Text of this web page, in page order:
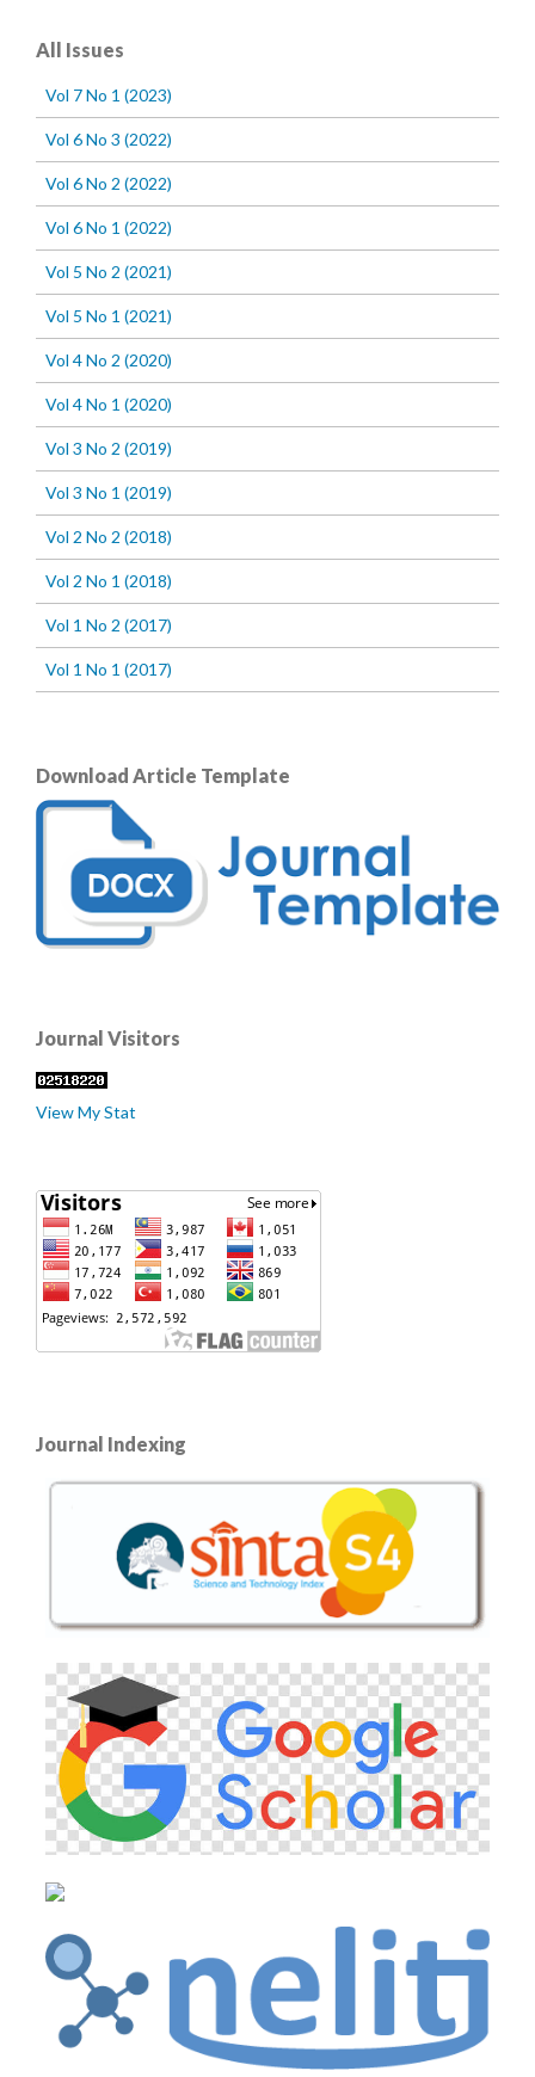
All Issues
Vol 7 No 1 (2023)
Vol 6 No 3 (2022)
Vol 6 No 2 (2022)
Vol 6 No 1 (2022)
Vol 5 No 2 (2021)
Vol 5 No 1 (2021)
Vol 4 No 2 (2020)
Vol 4 No 1 (2020)
Vol 3 No 2 (2019)
Vol 3 No 1 (2019)
Vol 2 No 2 (2018)
Vol 2 No 1 (2018)
Vol 1 No 2 (2017)
Vol 1 No 1 (2017)
Download Article Template
Journal Visitors
View My Stat
Journal Indexing